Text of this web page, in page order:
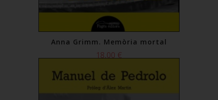
Anna Grimm. Memòria mortal
18,00 €
Comprar